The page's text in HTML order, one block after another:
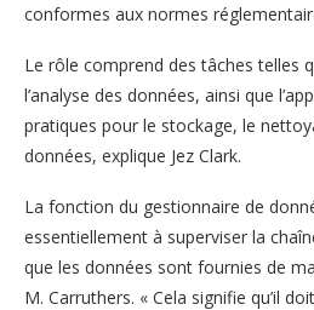
conformes aux normes
Le rôle comprend des tâches telles
l’analyse des données, ainsi que
pratiques pour le stockage, le
données, explique Jez Clark.
La fonction du gestionnaire de
essentiellement à superviser la
que les données sont fournies de
M. Carruthers. « Cela signifie qu’il